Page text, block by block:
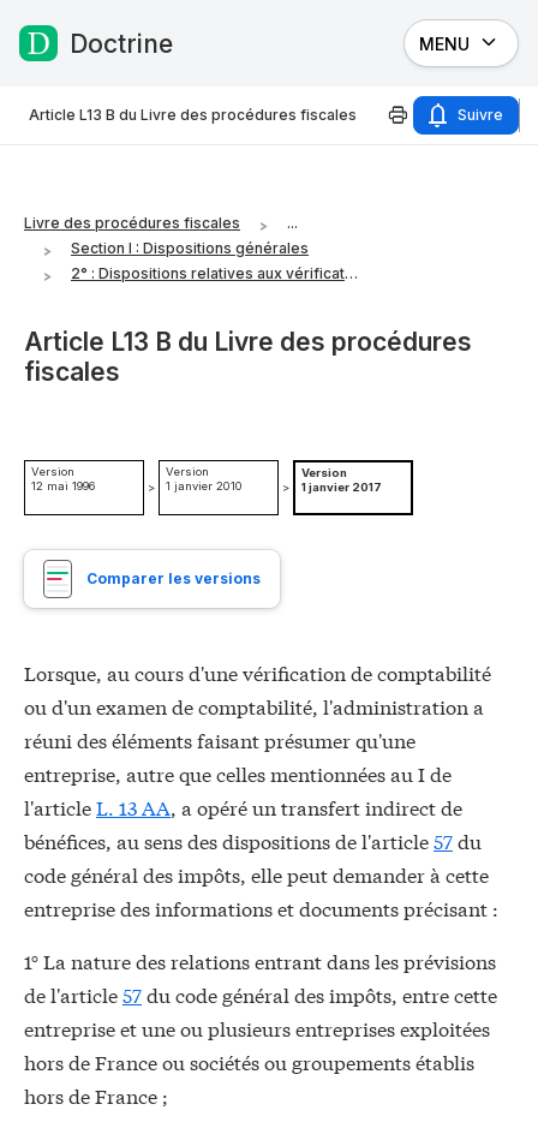
Passer au contenu
Doctrine MENU
Article L13 B du Livre des procédures fiscales Suivre
Livre des procédures fiscales
...
Section I : Dispositions générales
2° : Dispositions relatives aux vérifications des comptabilités
Article L13 B du Livre des procédures
fiscales
Version
12 mai 1996
>
Version
1 janvier 2010
>
Version
1 janvier 2017
Comparer les versions
Lorsque, au cours d'une vérification de comptabilité
ou d'un examen de comptabilité, l'administration a
réuni des éléments faisant présumer qu'une
entreprise, autre que celles mentionnées au I de
l'articleL. 13 AA, a opéré un transfert indirect de
bénéfices, au sens des dispositions de l'article57du
code général des impôts, elle peut demander à cette
entreprise des informations et documents précisant :
1° La nature des relations entrant dans les prévisions
de l'article57du code général des impôts, entre cette
entreprise et une ou plusieurs entreprises exploitées
hors de France ou sociétés ou groupements établis
hors de France ;